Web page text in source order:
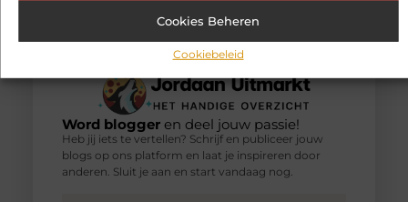
Cookies Beheren
Cookiebeleid
Word bloggeren deel jouw passie!
Heb jij iets te vertellen? Schrijf en publiceer jouw
blogs op ons platform en laat je inspireren door
anderen. Sluit je aan en start vandaag nog.